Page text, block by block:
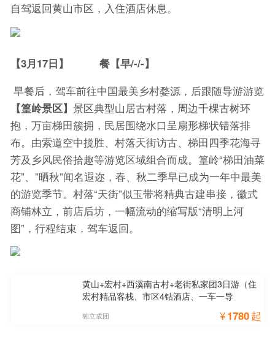
自驾返回黄山市区，入住酒店休息。
【3月17日】 餐【早/-/-】
早餐后，驾车前往中国最美乡村婺源，后跟随导游游览
【篁岭景区】 景区典型山居古村落，周边千棵古树环
抱，万亩梯田簇拥，民居围绕水口呈扇形梯状错落排
布。由索道空中揽胜、村落天街访古、梯田四季花海寻
芳及乡风民俗拾趣等游览区域组合而成。篁岭“梯田油菜
花”、”晒秋”闻名遐迩，春、秋二季早已成为一年中最美
的游览季节。村落“天街”似玉带将精典古建串接，徽式
商铺林立，前店后坊，一幅流动的缩写版“清明上河
图”，行程结束，驾车返回。
黄山+宏村+西溪南古村+老街私家团3日游（住
宏村精品客栈、市区4钻酒店、一车一导
¥1780起
独立成团